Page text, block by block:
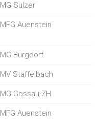
MG Sulzer
MFG Auenstein
MG Burgdorf
MV Staffelbach
MG Gossau-ZH
MFG Auenstein